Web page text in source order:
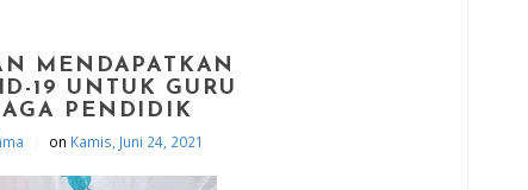
MENDAPATKAN
19 UNTUK GURU
PENDIDIK
on Kamis, Juni 24, 2021